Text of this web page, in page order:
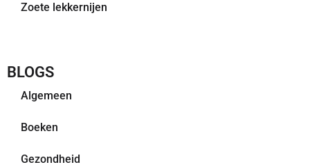
Zoete lekkernijen
BLOGS
Algemeen
Boeken
Gezondheid